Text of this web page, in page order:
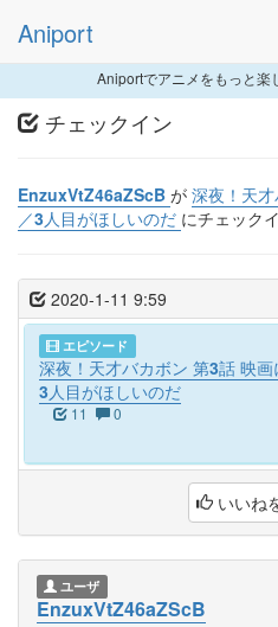
Aniport
Aniportでアニメをもっと楽
チェックイン
EnzuxVtZ46aZScB が 深夜！天
／3人目がほしいのだ にチェック
2020-1-11 9:59
エピソード
深夜！天才バカボン 第3話 映画
3人目がほしいのだ
11 0
いいね
ユーザ
EnzuxVtZ46aZScB